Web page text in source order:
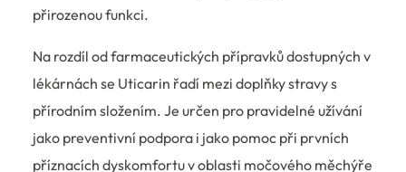
přirozenou funkci.
Na rozdíl od farmaceutických přípravků dostupných v
lékárnách se Uticarin řadí mezi doplňky stravy s
přírodním složením. Je určen pro pravidelné užívání
jako preventivní podpora i jako pomoc při prvních
příznacích dyskomfortu v oblasti močového měchýře